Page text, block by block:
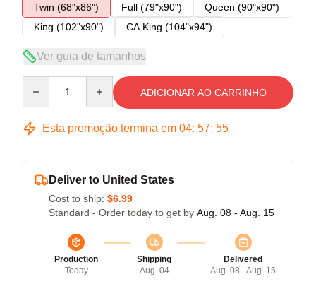
Twin (68"x86")
Full (79"x90")
Queen (90"x90")
King (102"x90")
CA King (104"x94")
Ver guia de tamanhos
ADICIONAR AO CARRINHO
Esta promoção termina em 04: 57: 54
Deliver to United States
Cost to ship: $6.99
Standard - Order today to get by Aug. 08 - Aug. 15
Production
Today
Shipping
Aug. 04
Delivered
Aug. 08 - Aug. 15